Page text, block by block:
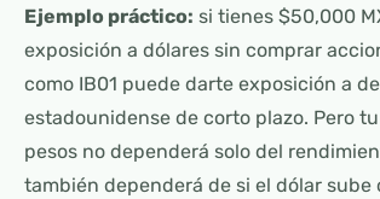
Ejemplo práctico: si tienes $50,000
exposición a dólares sin comprar
como IB01 puede darte exposición a
estadounidense de corto plazo. Pero
pesos no dependerá solo del
también dependerá de si el dólar sube